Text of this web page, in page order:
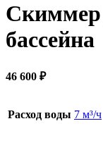
Скиммер
бассейна
46 600 ₽
Расход воды 7 м³/ч